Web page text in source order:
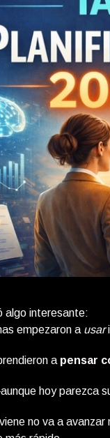
algo interesante:
empezaron a usar
a pensar
hoy parezca
no va a